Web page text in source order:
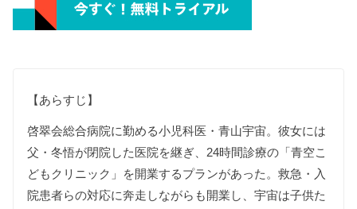
【あらすじ】
啓翠会総合病院に勤める小児科医・青山宇宙。彼女には
父・冬悟が閉院した医院を継ぎ、24時間診療の「青空こ
どもクリニック」を開業するプランがあった。救急・入
院患者らの対応に奔走しながらも開業し、宇宙は子供た